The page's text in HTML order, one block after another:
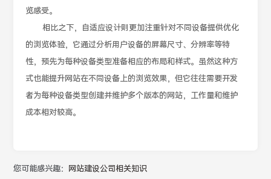
览感受。
相比之下，自适应设计则更加注重针对不同设备提供优化
的浏览体验，它通过分析用户设备的屏幕尺寸、分辨率等特
性，预先为每种设备类型准备相应的布局和样式。虽然这种方
式也能提升网站在不同设备上的浏览效果，但它往往需要开发
者为每种设备类型创建并维护多个版本的网站，工作量和维护
成本相对较高。
您可能感兴趣： 网站建设公司相关知识